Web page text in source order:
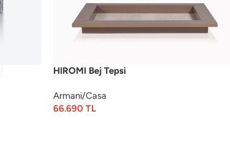
HIROMI Bej Tepsi
Armani/Casa
66.690 TL